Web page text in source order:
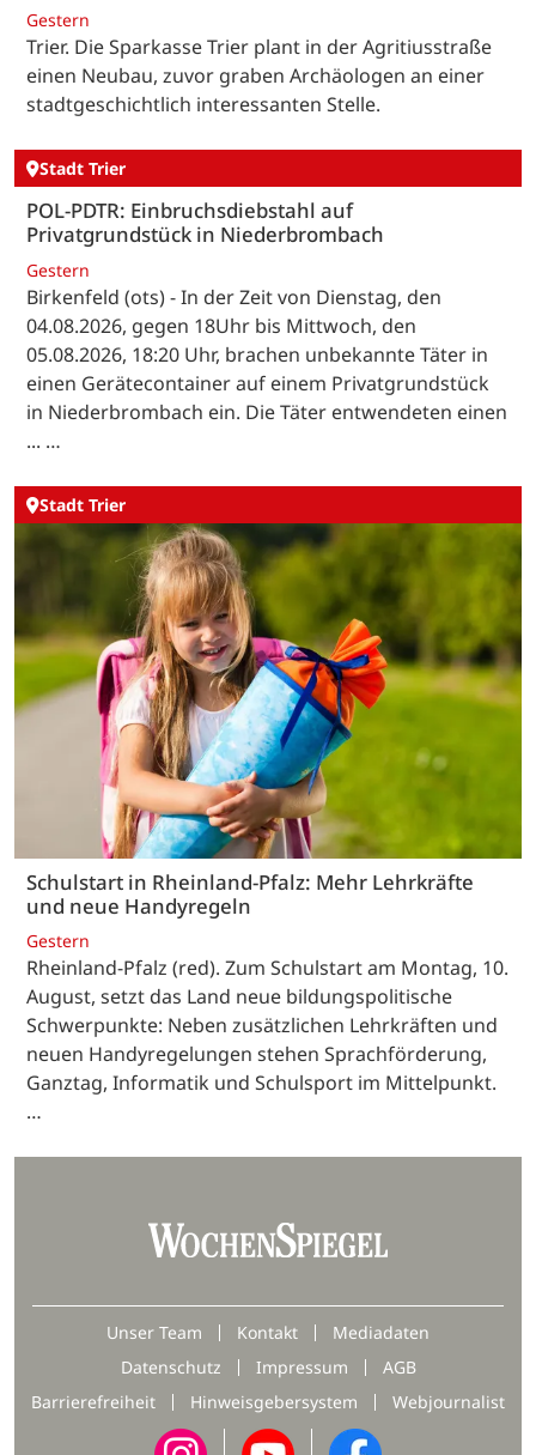
Gestern
Trier. Die Sparkasse Trier plant in der Agritiusstraße
einen Neubau, zuvor graben Archäologen an einer
stadtgeschichtlich interessanten Stelle.
Stadt Trier
POL-PDTR: Einbruchsdiebstahl auf
Privatgrundstück in Niederbrombach
Gestern
Birkenfeld (ots) - In der Zeit von Dienstag, den
04.08.2026, gegen 18Uhr bis Mittwoch, den
05.08.2026, 18:20 Uhr, brachen unbekannte Täter in
einen Gerätecontainer auf einem Privatgrundstück
in Niederbrombach ein. Die Täter entwendeten einen
... …
Stadt Trier
Schulstart in Rheinland-Pfalz: Mehr Lehrkräfte
und neue Handyregeln
Gestern
Rheinland-Pfalz (red). Zum Schulstart am Montag, 10.
August, setzt das Land neue bildungspolitische
Schwerpunkte: Neben zusätzlichen Lehrkräften und
neuen Handyregelungen stehen Sprachförderung,
Ganztag, Informatik und Schulsport im Mittelpunkt.
…
Unser Team Kontakt
Mediadaten
Datenschutz
Impressum
AGB
Barrierefreiheit
Hinweisgebersystem Webjournalist